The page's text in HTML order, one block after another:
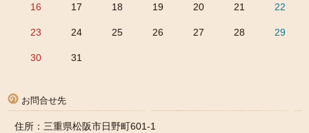
16 17 18 19 20 21 22
23 24 25 26 27 28 29
30 31
お問合せ先
住所：三重県松阪市日野町601-1